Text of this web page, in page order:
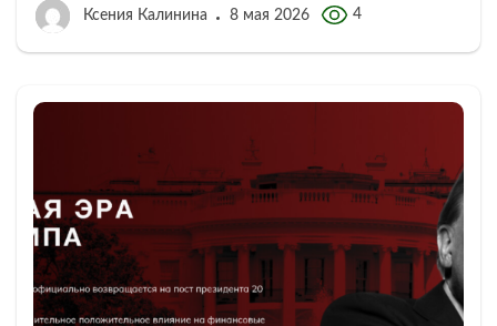
Ксения Калинина 8 мая 2026 4